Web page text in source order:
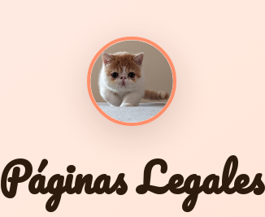
Páginas Legales